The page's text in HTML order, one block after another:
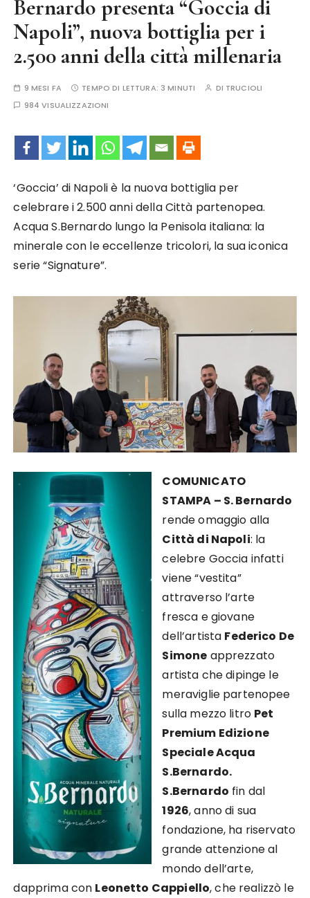
Bernardo presenta “Goccia di
Napoli”, nuova bottiglia per i
2.500 anni della città millenaria
9 MESI FA TEMPO DI LETTURA: 3 MINUTI DI TRUCIOLI
984 VISUALIZZAZIONI
‘Goccia’ di Napoli è la nuova bottiglia per
celebrare i 2.500 anni della Città partenopea.
Acqua S.Bernardo lungo la Penisola italiana: la
minerale con le eccellenze tricolori, la sua iconica
serie “Signature”.
COMUNICATO
STAMPA – S. Bernardo
rende omaggio alla
Città di Napoli: la
celebre Goccia infatti
viene “vestita”
attraverso l’arte
fresca e giovane
dell’artista Federico De
Simone apprezzato
artista che dipinge le
meraviglie partenopee
sulla mezzo litro Pet
Premium Edizione
Speciale Acqua
S.Bernardo.
S.Bernardo fin dal
1926, anno di sua
fondazione, ha riservato
grande attenzione al
mondo dell’arte,
dapprima con Leonetto Cappiello, che realizzò le